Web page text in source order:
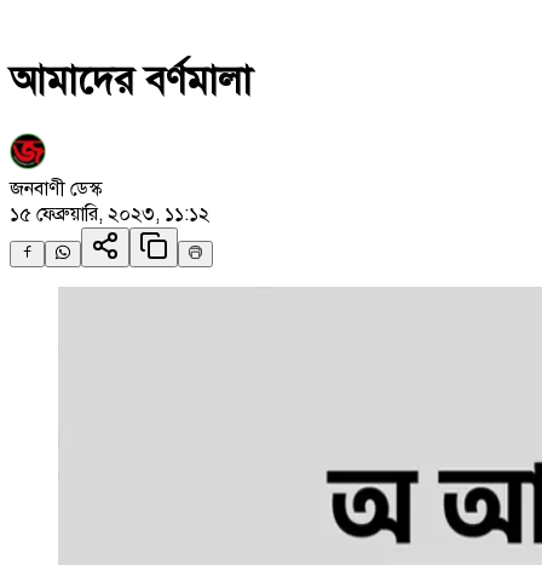
আমাদের বর্ণমালা
জনবাণী ডেস্ক
১৫ ফেব্রুয়ারি, ২০২৩, ১১:১২